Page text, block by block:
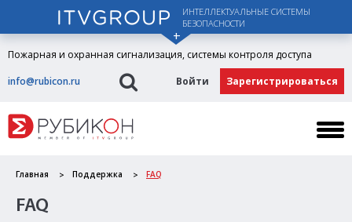
ИНТЕЛЛЕКТУАЛЬНЫЕ СИСТЕМЫ
БЕЗОПАСНОСТИ
Пожарная и охранная сигнализация, системы контроля доступа
info@rubicon.ru
Войти Зарегистрироваться
Главная Поддержка FAQ
FAQ